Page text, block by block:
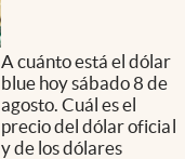
A cuánto está el dólar
blue hoy sábado 8 de
agosto. Cuál es el
precio del dólar oficial
y de los dólares